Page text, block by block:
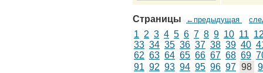
Страницы ←предыдущая
1 2 3 4 5 6 7 8 9 10 11
33 34 35 36 37 38 39 40
62 63 64 65 66 67 68 69
91 92 93 94 95 96 97 98